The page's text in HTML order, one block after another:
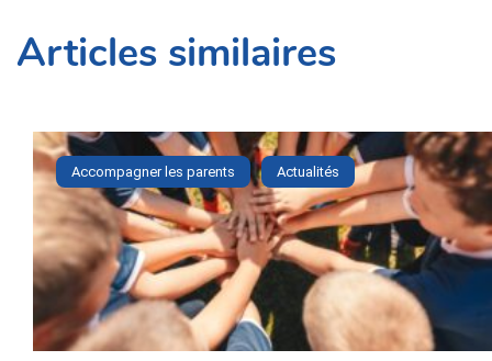
Articles similaires
Accompagner les parents Actualités